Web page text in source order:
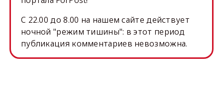
C 22.00 до 8.00 на нашем сайте действует
ночной "режим тишины": в этот период
публикация комментариев невозможна.